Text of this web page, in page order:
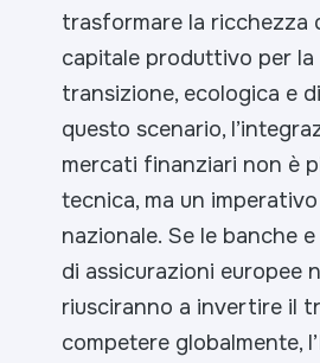
trasformare la ricchezza
capitale produttivo per la
transizione, ecologica e
questo scenario,
mercati finanziari non è
tecnica, ma un
nazionale. Se le banche
di assicurazioni europee
riusciranno a invertire il
competere globalmente,